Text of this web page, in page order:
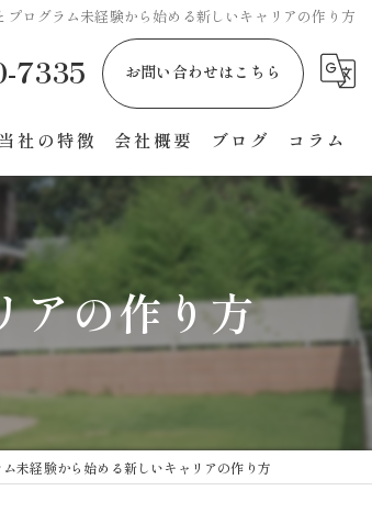
プログラム未経験から始める新しいキャリアの作り方
7335 お問い合わせはこちら
当社の特徴
介護施設
マンション
キッチン
会社概要 ブログ コラム
アの作り方
未経験から始める新しいキャリアの作り方